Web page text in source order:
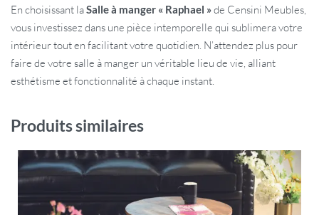
En choisissant laSalle à manger « Raphael »de Censini Meubles,
vous investissez dans une pièce intemporelle qui sublimera votre
intérieur tout en facilitant votre quotidien. N’attendez plus pour
faire de votre salle à manger un véritable lieu de vie, alliant
esthétisme et fonctionnalité à chaque instant.
Produits similaires